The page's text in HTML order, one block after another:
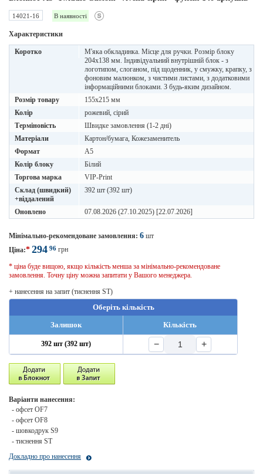
14021-16 В наявності
Характеристики
Коротко
М'яка обкладинка. Місце для ручки. Розмір блоку
204х138 мм. Індивідуальний внутрішній блок - з
логотипом, слоганом, під щоденник, у смужку, крапку, з
фоновим малюнком, з чистими листами, з додатковими
інформаційними блоками. З будь-яким дизайном.
Розмір товару
155х215 мм
Колір
рожевий, сірий
Терміновість
Швидке замовлення (1-2 дні)
Матеріали
Картон/бумага, Кожезаменитель
Формат
A5
Колір блоку
Білий
Торгова марка
VIP-Print
Склад (швидкий)
+віддалений
392 шт (392 шт)
Оновлено 07.08.2026 (27.10.2025) [22.07.2026]
Мінімально-рекомендоване замовлення: 6 шт
Ціна:* 294 96 грн
* ціна буде вищою, якщо кількість менша за мінімально-рекомендоване
замовлення. Точну ціну можна запитати у Вашого менеджера.
+ нанесення на запит (тиснення ST)
Оберіть кількість
Залишок
Кількість
392 шт (392 шт) − +
Варіанти нанесення:
- офсет OF7
- офсет OF8
- шовкодрук S9
- тиснення ST
Докладно про нанесення